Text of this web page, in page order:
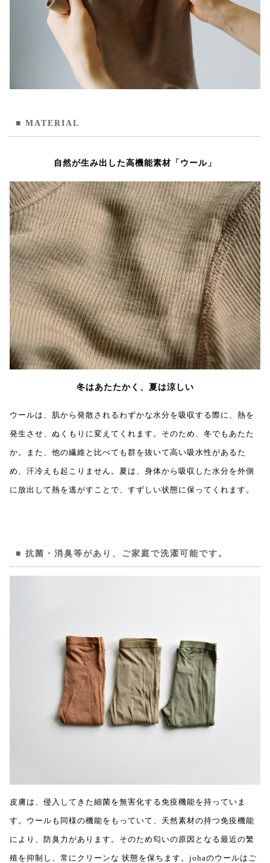
MATERIAL
自然が生み出した高機能素材「ウール」
冬はあたたかく、夏は涼しい
ウールは、肌から発散されるわずかな水分を吸収する際に、熱を
発生させ、ぬくもりに変えてくれます。そのため、冬でもあたた
か。また、他の繊維と比べても群を抜いて高い吸水性があるた
め、汗冷えも起こりません。夏は、身体から吸収した水分を外側
に放出して熱を逃がすことで、すずしい状態に保ってくれます。
抗菌・消臭等があり、ご家庭で洗濯可能です。
皮膚は、侵入してきた細菌を無害化する免疫機能を持っていま
す。ウールも同様の機能をもっていて、天然素材の持つ免疫機能
により、防臭力があります。そのため匂いの原因となる最近の繁
殖を抑制し、常にクリーンな 状態を保ちます。johaのウールはご